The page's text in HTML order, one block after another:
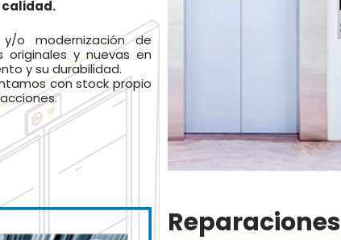
calidad.
y/o modernización de
originales y nuevas en
y su durabilidad.
con stock propio
Reparaciones